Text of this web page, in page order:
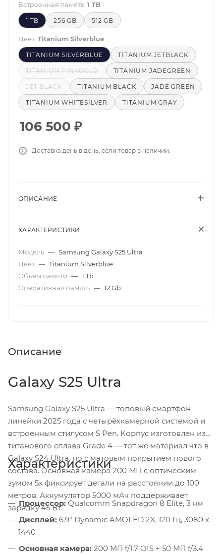
Встроенная память: 1 TB
1 TB 256 GB 512 GB
Цвет: Titanium Silverblue
TITANIUM SILVERBLUE TITANIUM JETBLACK
TITANIUM PINKGOLD TITANIUM JADEGREEN
JET BLACK TITANIUM BLACK JADE GREEN
TITANIUM WHITESILVER TITANIUM GRAY
106 500 ₽
Доставка день в день, если товар в наличии.
ОПИСАНИЕ
ХАРАКТЕРИСТИКИ
Модель — Samsung Galaxy S25 Ultra
Цвет — Titanium Silverblue
Объем памяти — 1 Tb
Оперативная память — 12 Gb
Описание
Galaxy S25 Ultra
Samsung Galaxy S25 Ultra — топовый смартфон
линейки 2025 года с четырёхкамерной системой и
встроенным стилусом S Pen. Корпус изготовлен из
титанового сплава Grade 4 — тот же материал что в
Galaxy S24 Ultra, но с матовым покрытием нового
состава. Основная камера 200 МП с оптическим
зумом 5x фиксирует детали на расстоянии до 100
метров. Аккумулятор 5000 мАч поддерживает
зарядку 45 Вт.
Характеристики
Процессор: Qualcomm Snapdragon 8 Elite, 3 нм
Дисплей: 6.9" Dynamic AMOLED 2X, 120 Гц, 3080 x
1440
Основная камера: 200 МП f/1.7 OIS + 50 МП f/3.4